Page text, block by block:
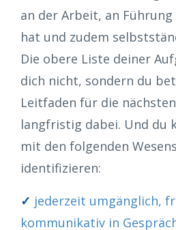
an der Arbeit, an
hat und zudem
Die obere Liste deiner
dich nicht, sondern du
Leitfaden für die
langfristig dabei. Und du
mit den folgenden
identifizieren:
✓ jederzeit umgänglich,
kommunikativ in